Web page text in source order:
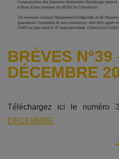
BRÈVES N°39
DÉCEMBRE
Téléchargez ici le numéro
DECEMBRE